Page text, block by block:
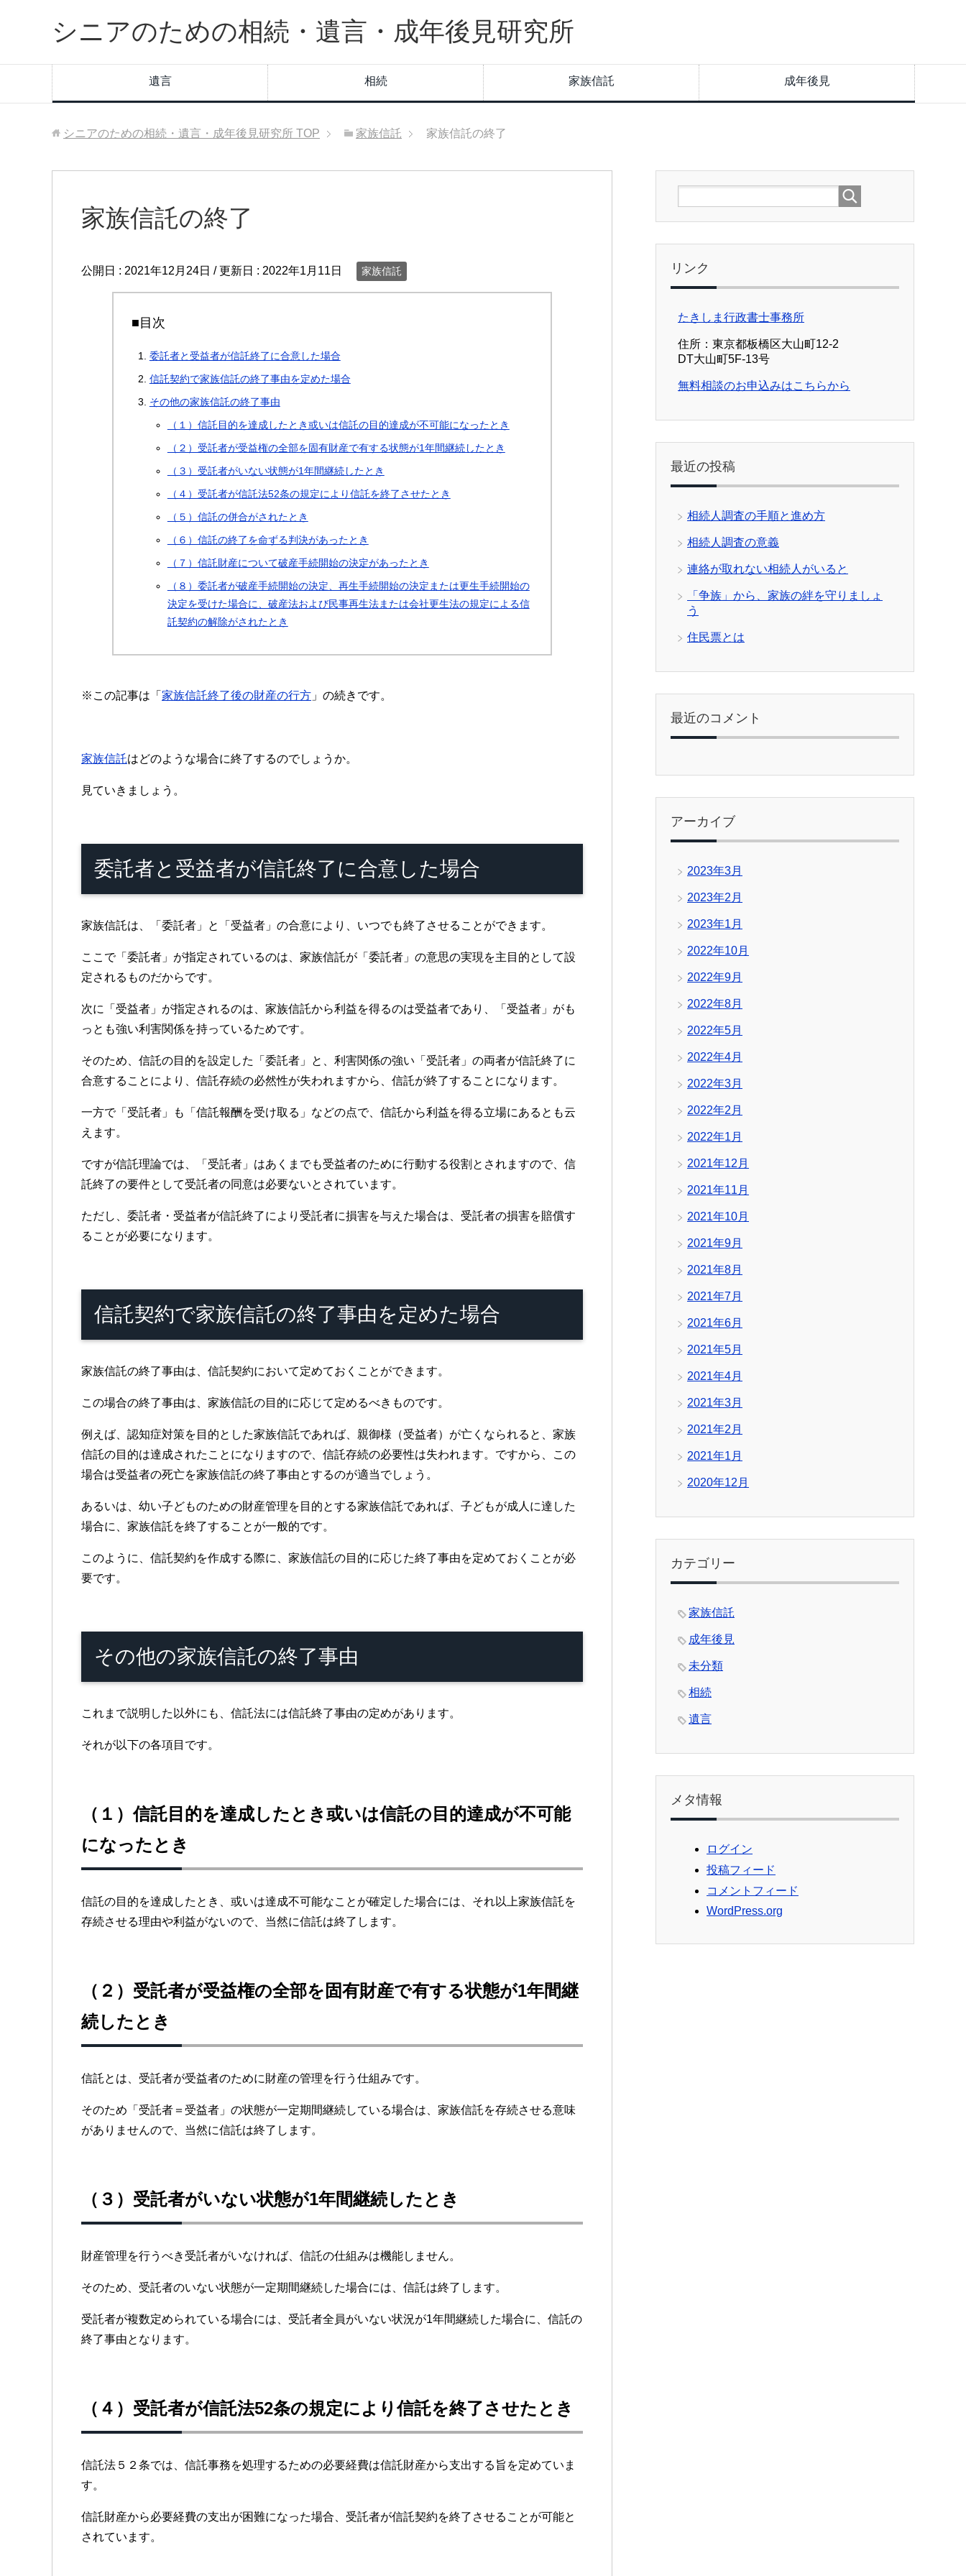
シニアのための相続・遺言・成年後見研究所
遺言 相続 家族信託 成年後見
シニアのための相続・遺言・成年後見研究所 TOP 家族信託 家族信託の終了
家族信託の終了
公開日 : 2021年12月24日 / 更新日 : 2022年1月11日 家族信託
■目次
委託者と受益者が信託終了に合意した場合
信託契約で家族信託の終了事由を定めた場合
その他の家族信託の終了事由
（１）信託目的を達成したとき或いは信託の目的達成が不可能になったとき
（２）受託者が受益権の全部を固有財産で有する状態が1年間継続したとき
（３）受託者がいない状態が1年間継続したとき
（４）受託者が信託法52条の規定により信託を終了させたとき
（５）信託の併合がされたとき
（６）信託の終了を命ずる判決があったとき
（７）信託財産について破産手続開始の決定があったとき
（８）委託者が破産手続開始の決定、再生手続開始の決定または更生手続開始の
決定を受けた場合に、破産法および民事再生法または会社更生法の規定による信
託契約の解除がされたとき
※この記事は「 家族信託終了後の財産の行方 」の続きです。
家族信託はどのような場合に終了するのでしょうか。
見ていきましょう。
委託者と受益者が信託終了に合意した場合
家族信託は、「委託者」と「受益者」の合意により、いつでも終了させることができます。
ここで「委託者」が指定されているのは、家族信託が「委託者」の意思の実現を主目的として設
定されるものだからです。
次に「受益者」が指定されるのは、家族信託から利益を得るのは受益者であり、「受益者」がも
っとも強い利害関係を持っているためです。
そのため、信託の目的を設定した「委託者」と、利害関係の強い「受託者」の両者が信託終了に
合意することにより、信託存続の必然性が失われますから、信託が終了することになります。
一方で「受託者」も「信託報酬を受け取る」などの点で、信託から利益を得る立場にあるとも云
えます。
ですが信託理論では、「受託者」はあくまでも受益者のために行動する役割とされますので、信
託終了の要件として受託者の同意は必要ないとされています。
ただし、委託者・受益者が信託終了により受託者に損害を与えた場合は、受託者の損害を賠償す
ることが必要になります。
信託契約で家族信託の終了事由を定めた場合
家族信託の終了事由は、信託契約において定めておくことができます。
この場合の終了事由は、家族信託の目的に応じて定めるべきものです。
例えば、認知症対策を目的とした家族信託であれば、親御様（受益者）が亡くなられると、家族
信託の目的は達成されたことになりますので、信託存続の必要性は失われます。ですから、この
場合は受益者の死亡を家族信託の終了事由とするのが適当でしょう。
あるいは、幼い子どものための財産管理を目的とする家族信託であれば、子どもが成人に達した
場合に、家族信託を終了することが一般的です。
このように、信託契約を作成する際に、家族信託の目的に応じた終了事由を定めておくことが必
要です。
その他の家族信託の終了事由
これまで説明した以外にも、信託法には信託終了事由の定めがあります。
それが以下の各項目です。
（１）信託目的を達成したとき或いは信託の目的達成が不可能
になったとき
信託の目的を達成したとき、或いは達成不可能なことが確定した場合には、それ以上家族信託を
存続させる理由や利益がないので、当然に信託は終了します。
（２）受託者が受益権の全部を固有財産で有する状態が1年間継
続したとき
信託とは、受託者が受益者のために財産の管理を行う仕組みです。
そのため「受託者＝受益者」の状態が一定期間継続している場合は、家族信託を存続させる意味
がありませんので、当然に信託は終了します。
（３）受託者がいない状態が1年間継続したとき
財産管理を行うべき受託者がいなければ、信託の仕組みは機能しません。
そのため、受託者のいない状態が一定期間継続した場合には、信託は終了します。
受託者が複数定められている場合には、受託者全員がいない状況が1年間継続した場合に、信託の
終了事由となります。
（４）受託者が信託法52条の規定により信託を終了させたとき
信託法５２条では、信託事務を処理するための必要経費は信託財産から支出する旨を定めていま
す。
信託財産から必要経費の支出が困難になった場合、受託者が信託契約を終了させることが可能と
されています。
リンク
たきしま行政書士事務所
住所：東京都板橋区大山町12-2
DT大山町5F-13号
無料相談のお申込みはこちらから
最近の投稿
相続人調査の手順と進め方
相続人調査の意義
連絡が取れない相続人がいると
「争族」から、家族の絆を守りましょ
う
住民票とは
最近のコメント
アーカイブ
2023年3月
2023年2月
2023年1月
2022年10月
2022年9月
2022年8月
2022年5月
2022年4月
2022年3月
2022年2月
2022年1月
2021年12月
2021年11月
2021年10月
2021年9月
2021年8月
2021年7月
2021年6月
2021年5月
2021年4月
2021年3月
2021年2月
2021年1月
2020年12月
カテゴリー
家族信託
成年後見
未分類
相続
遺言
メタ情報
ログイン
投稿フィード
コメントフィード
WordPress.org